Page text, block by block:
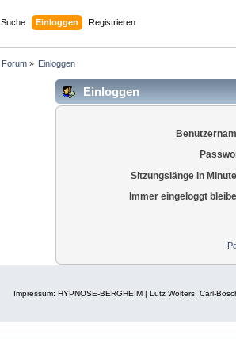
Suche Einloggen Registrieren
Forum» Einloggen
Einloggen
Sitzungslänge in
Immer eingeloggt
Impressum: HYPNOSE-BERGHEIM | Lutz Wolters, Carl-